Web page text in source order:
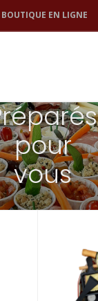
BOUTIQUE EN LIGNE
pour
vous